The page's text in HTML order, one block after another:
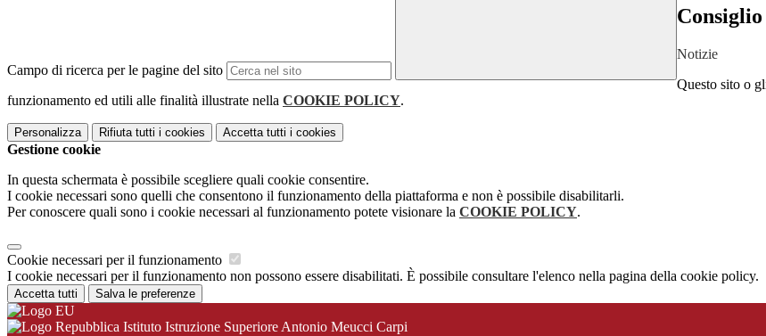
Campo di ricerca per le pagine del sito
Notizie
Questo sito o
funzionamento ed utili alle finalità illustrate nella COOKIE POLICY.
Personalizza Rifiuta tutti i cookies Accetta tutti i cookies
Gestione cookie
In questa schermata è possibile scegliere quali cookie consentire.
I cookie necessari sono quelli che consentono il funzionamento della piattaforma e non è possibile disabilitarli.
Per conoscere quali sono i cookie necessari al funzionamento potete visionare la COOKIE POLICY.
Cookie necessari per il funzionamento
I cookie necessari per il funzionamento non possono essere disabilitati. È possibile consultare l'elenco nella pagina della cookie policy.
Accetta tutti Salva le preferenze
Istituto Istruzione Superiore Antonio Meucci Carpi